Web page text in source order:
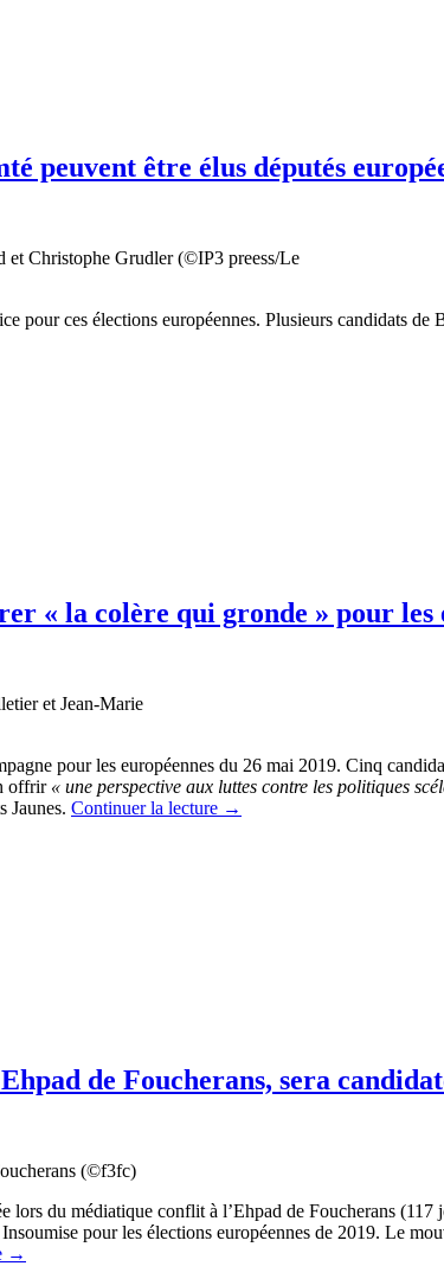
peuvent être élus députés
et Christophe Grudler (©IP3 preess/Le
pour ces élections européennes. Plusieurs candidats
« la colère qui gronde » pour les
et Jean-Marie
pour les européennes du 26 mai 2019. Cinq
offrir « une perspective aux luttes contre les politiques
Jaunes. Continuer la lecture →
de Foucherans, sera
(©f3fc)
du médiatique conflit à l’Ehpad de Foucherans
pour les élections européennes de 2019. Le
→